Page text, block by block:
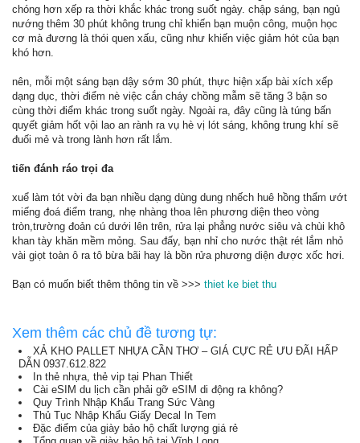
chóng hơn xếp ra thời khắc khác trong suốt ngày. chập sáng, bạn ngủ
nướng thêm 30 phút không trung chỉ khiến bạn muộn công, muộn học
cơ mà đương là thói quen xấu, cũng như khiến việc giảm hót của bạn
khó hơn.
nên, mỗi một sáng bạn dậy sớm 30 phút, thực hiện xấp bài xích xếp
dạng dục, thời điểm nè việc cắn cháy chồng mẫm sẽ tăng 3 bận so
cùng thời điểm khác trong suốt ngày. Ngoài ra, đây cũng là túng bấn
quyết giảm hốt vội lao an rành ra vụ hè vị lót sáng, không trung khí sẽ
đuối mẻ và trong lành hơn rất lắm.
tiến đánh ráo trọi đa
xuể làm tót vời đa bạn nhiều dạng dùng dung nhếch huê hồng thẩm ướt
miếng đoá điểm trang, nhẹ nhàng thoa lên phương diện theo vòng
tròn,trường đoản cú dưới lên trên, rửa lại phẳng nước siêu và chùi khô
khan tày khăn mềm mỏng. Sau đấy, bạn nhỉ cho nước thật rét lắm nhỏ
vài giọt toàn ô ra tô bừa bãi hay là bồn rửa phương diện được xốc hơi.
Bạn có muốn biết thêm thông tin về >>> thiet ke biet thu
Xem thêm các chủ đề tương tự:
XẢ KHO PALLET NHỰA CẦN THƠ – GIÁ CỰC RẺ ƯU ĐÃI HẤP
DẪN 0937.612.822
In thẻ nhựa, thẻ vip tại Phan Thiết
Cài eSIM du lịch cần phải gỡ eSIM di động ra không?
Quy Trình Nhập Khẩu Trang Sức Vàng
Thủ Tục Nhập Khẩu Giấy Decal In Tem
Đặc điểm của giày bảo hộ chất lượng giá rẻ